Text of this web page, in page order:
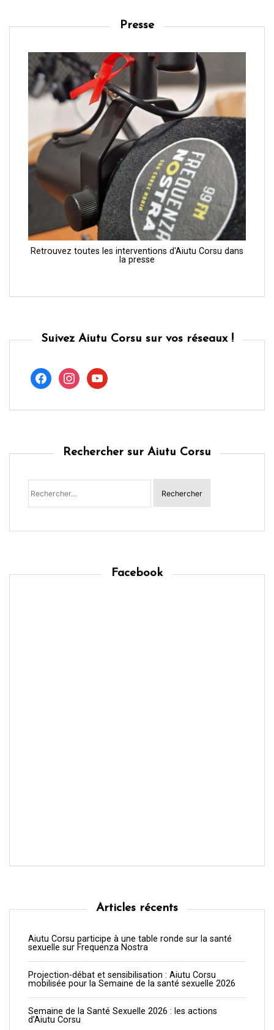
Presse
Retrouvez toutes les interventions d'Aiutu Corsu dans
la presse
Suivez Aiutu Corsu sur vos réseaux !
facebookinstagramyoutube
Rechercher sur Aiutu Corsu
Rechercher :
Facebook
Articles récents
Aiutu Corsu participe à une table ronde sur la santé
sexuelle sur Frequenza Nostra
Projection-débat et sensibilisation : Aiutu Corsu
mobilisée pour la Semaine de la santé sexuelle 2026
Semaine de la Santé Sexuelle 2026 : les actions
d’Aiutu Corsu